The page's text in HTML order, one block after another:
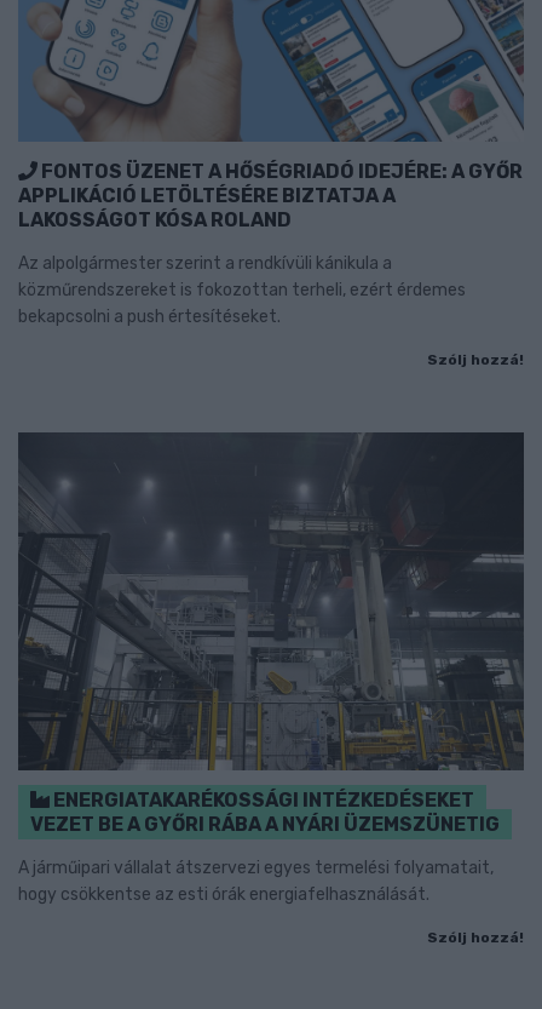
FONTOS ÜZENET A HŐSÉGRIADÓ IDEJÉRE: A GYŐR
APPLIKÁCIÓ LETÖLTÉSÉRE BIZTATJA A
LAKOSSÁGOT KÓSA ROLAND
Az alpolgármester szerint a rendkívüli kánikula a
közműrendszereket is fokozottan terheli, ezért érdemes
bekapcsolni a push értesítéseket.
Szólj hozzá!
ENERGIATAKARÉKOSSÁGI INTÉZKEDÉSEKET
VEZET BE A GYŐRI RÁBA A NYÁRI ÜZEMSZÜNETIG
A járműipari vállalat átszervezi egyes termelési folyamatait,
hogy csökkentse az esti órák energiafelhasználását.
Szólj hozzá!